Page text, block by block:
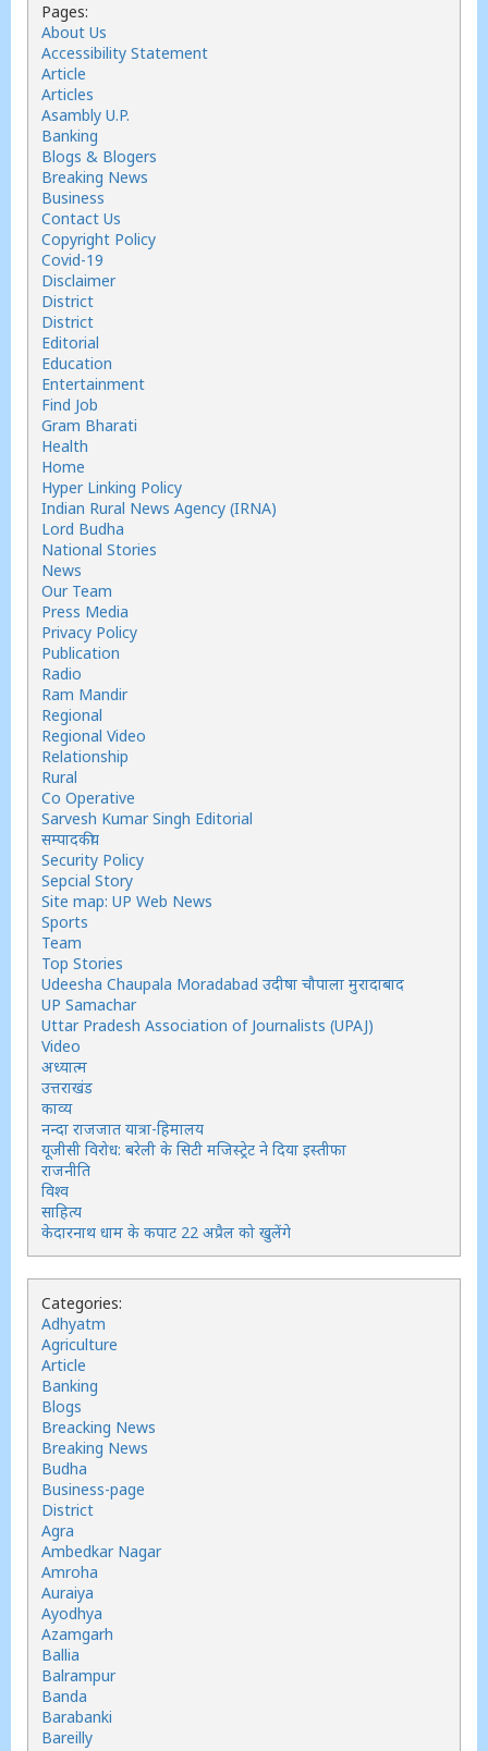
Pages:
About Us
Accessibility Statement
Article
Articles
Asambly U.P.
Banking
Blogs & Blogers
Breaking News
Business
Contact Us
Copyright Policy
Covid-19
Disclaimer
District
District
Editorial
Education
Entertainment
Find Job
Gram Bharati
Health
Home
Hyper Linking Policy
Indian Rural News Agency (IRNA)
Lord Budha
National Stories
News
Our Team
Press Media
Privacy Policy
Publication
Radio
Ram Mandir
Regional
Regional Video
Relationship
Rural
Co Operative
Sarvesh Kumar Singh Editorial
सम्पादकीय
Security Policy
Sepcial Story
Site map: UP Web News
Sports
Team
Top Stories
Udeesha Chaupala Moradabad उदीषा चौपाला मुरादाबाद
UP Samachar
Uttar Pradesh Association of Journalists (UPAJ)
Video
अध्यात्म
उत्तराखंड
काव्य
नन्दा राजजात यात्रा-हिमालय
यूजीसी विरोध: बरेली के सिटी मजिस्ट्रेट ने दिया इस्तीफा
राजनीति
विश्व
साहित्य
केदारनाथ धाम के कपाट 22 अप्रैल को खुलेंगे
Categories:
Adhyatm
Agriculture
Article
Banking
Blogs
Breacking News
Breaking News
Budha
Business-page
District
Agra
Ambedkar Nagar
Amroha
Auraiya
Ayodhya
Azamgarh
Ballia
Balrampur
Banda
Barabanki
Bareilly